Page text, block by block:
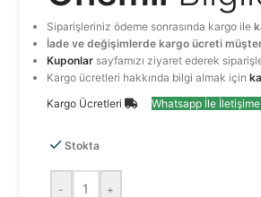
Siparişleriniz ödeme sonrasında kargo ile
İade ve değişimlerde kargo ücreti
Kuponlar sayfamızı ziyaret ederek
Kargo ücretleri hakkında bilgi almak için
Kargo Ücretleri
Whatsapp İle
Stokta
- +